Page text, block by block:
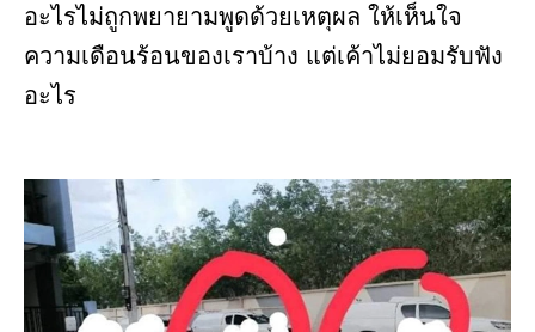
อะไรไม่ถูกพยายามพูดด้วยเหตุผล ให้เห็นใจ
ความเดือนร้อนของเราบ้าง แต่เค้าไม่ยอมรับฟัง
อะไร